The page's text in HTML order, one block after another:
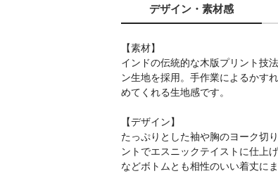
デザイン ・素材感
【素材】
インドの伝統的な木版プリント技
ン生地を採用。手作業によるかす
めてくれる生地感です。
【デザイン】
たっぷりとした袖や胸のヨーク切
ントでエスニックテイストに仕上
などボトムとも相性のいい着丈に